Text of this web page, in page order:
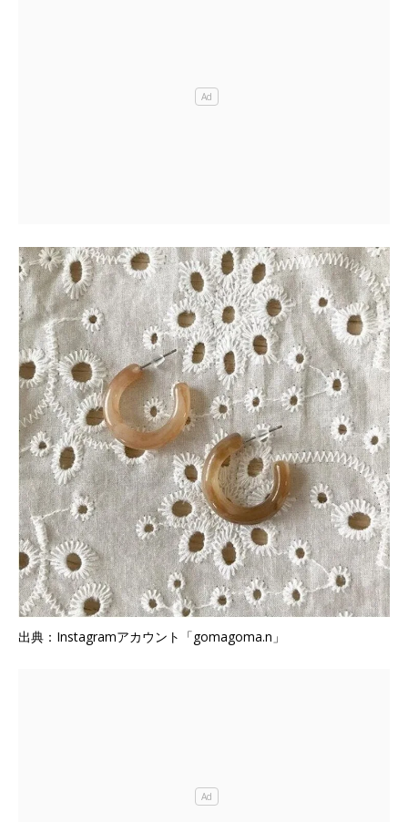
出典：Instagramアカウント「gomagoma.n」